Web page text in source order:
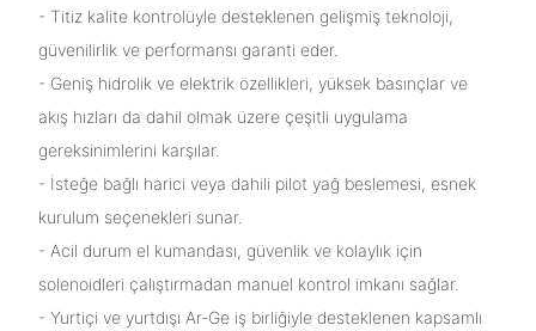
- Titiz kalite kontrolüyle desteklenen gelişmiş teknoloji,
güvenilirlik ve performansı garanti eder.
- Geniş hidrolik ve elektrik özellikleri, yüksek basınçlar ve
akış hızları da dahil olmak üzere çeşitli uygulama
gereksinimlerini karşılar.
- İsteğe bağlı harici veya dahili pilot yağ beslemesi, esnek
kurulum seçenekleri sunar.
- Acil durum el kumandası, güvenlik ve kolaylık için
solenoidleri çalıştırmadan manuel kontrol imkanı sağlar.
- Yurtiçi ve yurtdışı Ar-Ge iş birliğiyle desteklenen kapsamlı